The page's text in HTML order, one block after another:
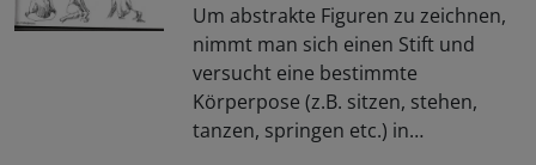
Um abstrakte Figuren zu zeichnen,
nimmt man sich einen Stift und
versucht eine bestimmte
Körperpose (z.B. sitzen, stehen,
tanzen, springen etc.) in…